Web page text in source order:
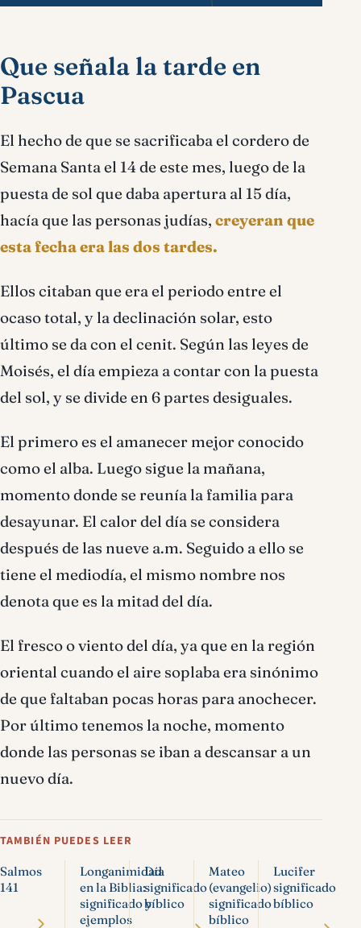
Que señala la tarde en
Pascua
El hecho de que se sacrificaba el cordero de
Semana Santa el 14 de este mes, luego de la
puesta de sol que daba apertura al 15 día,
hacía que las personas judías, creyeran que
esta fecha era las dos tardes.
Ellos citaban que era el periodo entre el
ocaso total, y la declinación solar, esto
último se da con el cenit. Según las leyes de
Moisés, el día empieza a contar con la puesta
del sol, y se divide en 6 partes desiguales.
El primero es el amanecer mejor conocido
como el alba. Luego sigue la mañana,
momento donde se reunía la familia para
desayunar. El calor del día se considera
después de las nueve a.m. Seguido a ello se
tiene el mediodía, el mismo nombre nos
denota que es la mitad del día.
El fresco o viento del día, ya que en la región
oriental cuando el aire soplaba era sinónimo
de que faltaban pocas horas para anochecer.
Por último tenemos la noche, momento
donde las personas se iban a descansar a un
nuevo día.
TAMBIÉN PUEDES LEER
Salmos
141
Longanimidad
en la Biblia:
significado y
ejemplos
Día
significado
bíblico
Mateo
(evangelio)
significado
bíblico
Lucifer
significado
bíblico